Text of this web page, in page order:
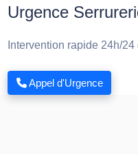
Urgence
Intervention rapide 24h/
Appel d'Urgence